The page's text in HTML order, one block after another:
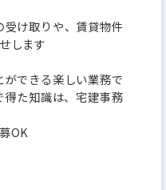
け取りや、賃貸物件
します
できる楽しい業務で
た知識は、宅建事務
OK